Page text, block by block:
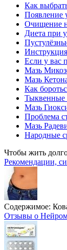
Как
Появление
Очищение
Диета при
Если у вас
Мазь
Мазь
Как
Тыквенные
Мазь
Проблема
Мазь
Народные
Чтобы жить
Рекомендации,
Содержимое:
Отзывы о